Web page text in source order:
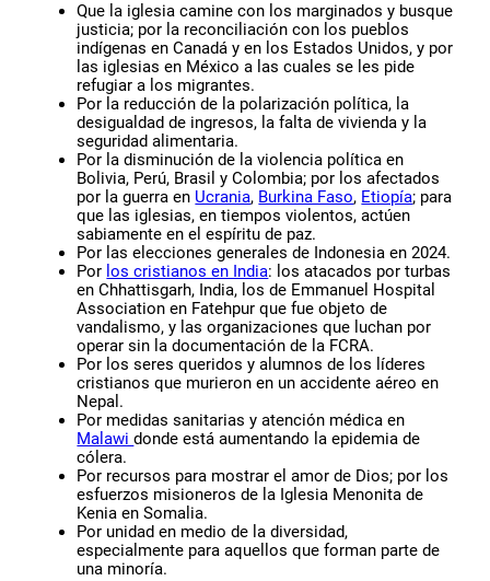
Que la iglesia camine con los marginados y busque
justicia; por la reconciliación con los pueblos
indígenas en Canadá y en los Estados Unidos, y por
las iglesias en México a las cuales se les pide
refugiar a los migrantes.
Por la reducción de la polarización política, la
desigualdad de ingresos, la falta de vivienda y la
seguridad alimentaria.
Por la disminución de la violencia política en
Bolivia, Perú, Brasil y Colombia; por los afectados
por la guerra en Ucrania, Burkina Faso, Etiopía; para
que las iglesias, en tiempos violentos, actúen
sabiamente en el espíritu de paz.
Por las elecciones generales de Indonesia en 2024.
Por los cristianos en India: los atacados por turbas
en Chhattisgarh, India, los de Emmanuel Hospital
Association en Fatehpur que fue objeto de
vandalismo, y las organizaciones que luchan por
operar sin la documentación de la FCRA.
Por los seres queridos y alumnos de los líderes
cristianos que murieron en un accidente aéreo en
Nepal.
Por medidas sanitarias y atención médica en
Malawidonde está aumentando la epidemia de
cólera.
Por recursos para mostrar el amor de Dios; por los
esfuerzos misioneros de la Iglesia Menonita de
Kenia en Somalia.
Por unidad en medio de la diversidad,
especialmente para aquellos que forman parte de
una minoría.